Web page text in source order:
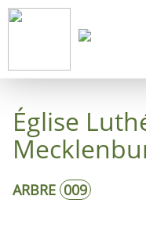
Église
ARBRE 009